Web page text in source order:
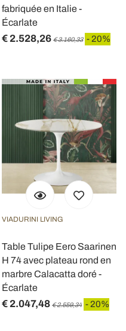
fabriquée en Italie -
Écarlate
€ 2.528,26 € 3.160,33 - 20%
VIADURINI LIVING
Table Tulipe Eero Saarinen
H 74 avec plateau rond en
marbre Calacatta doré -
Écarlate
€ 2.047,48 € 2.559,34 - 20%